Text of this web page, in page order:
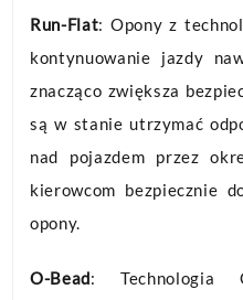
Run-Flat: Opony z
kontynuowanie jazdy
znacząco zwiększa
są w stanie utrzymać
nad pojazdem przez
kierowcom bezpiecznie
opony.
O-Bead: Technologia